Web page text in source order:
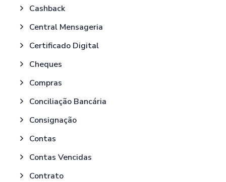
Cashback
Central Mensageria
Certificado Digital
Cheques
Compras
Conciliação Bancária
Consignação
Contas
Contas Vencidas
Contrato